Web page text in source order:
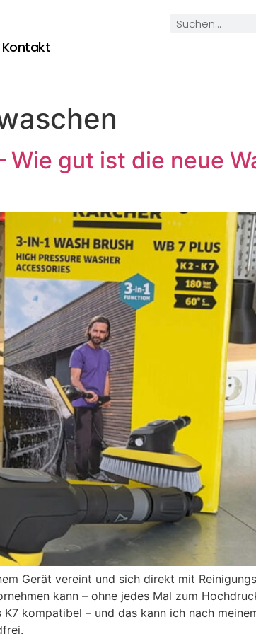
Kontakt
Wie gut ist die neue
Gerät vereint und sich direkt mit
kann – ohne jedes Mal zum
kompatibel – und das kann ich nach